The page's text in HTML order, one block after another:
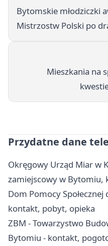
Bytomskie młodziczki
Mistrzostw Polski po
Mieszkania na
Przydatne dane
Okręgowy Urząd Miar w
zamiejscowy w Bytomiu,
Dom Pomocy
kontakt, pobyt, opieka
ZBM - Towarzystwo
Bytomiu - kontakt,